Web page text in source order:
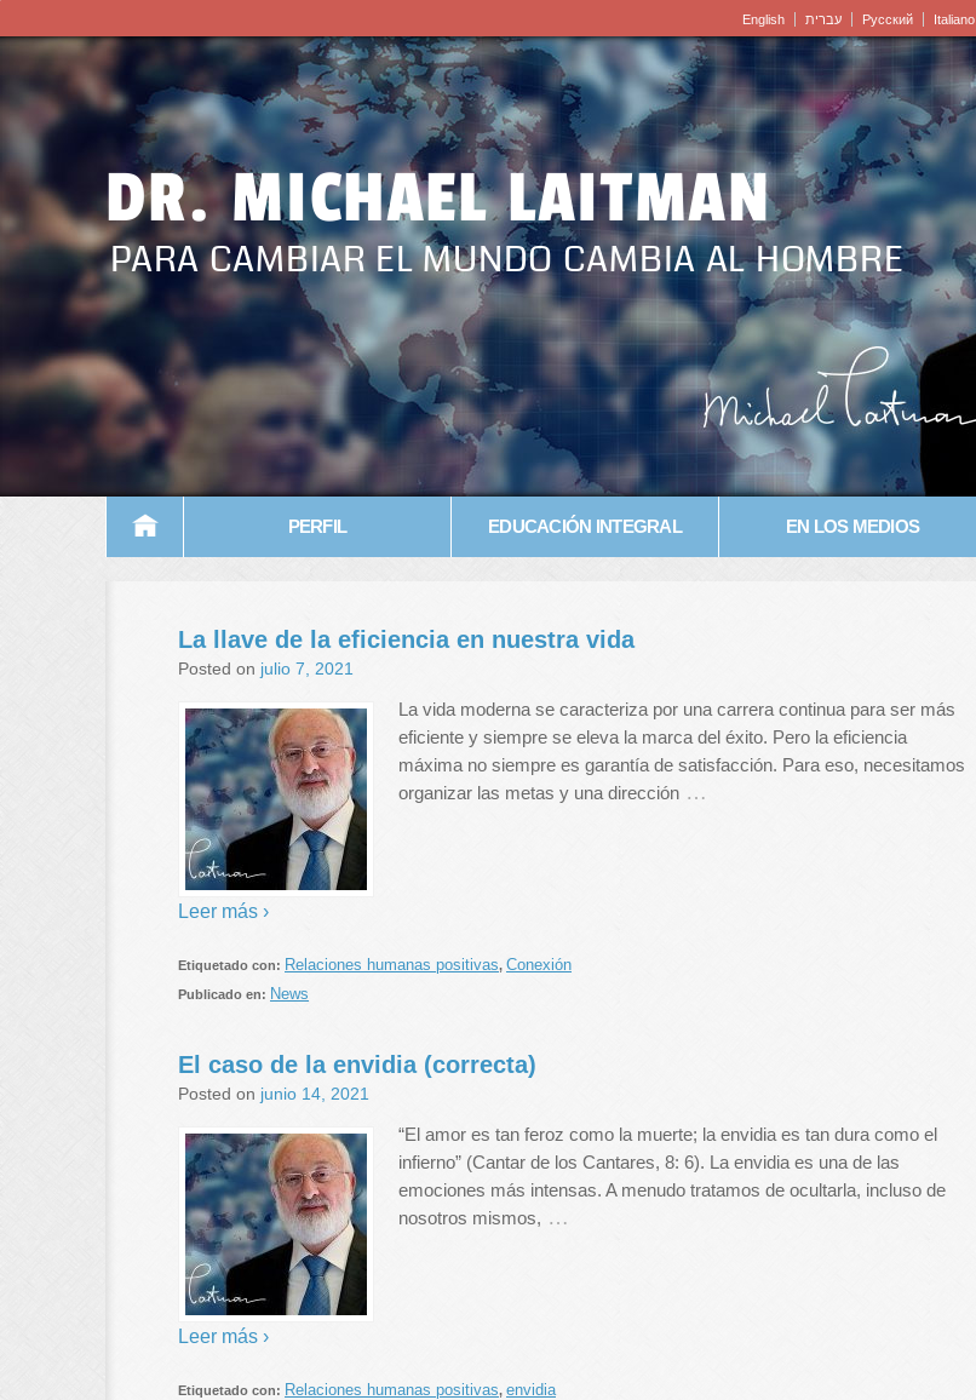
English עברית Pусский Italiano
DR. MICHAEL LAITMAN
PARA CAMBIAR EL MUNDO CAMBIA AL HOMBRE
PERFIL EDUCACIÓN INTEGRAL EN LOS MEDIOS
La llave de la eficiencia en nuestra vida
Posted on julio 7, 2021
La vida moderna se caracteriza por una carrera continua para ser más
eficiente y siempre se eleva la marca del éxito. Pero la eficiencia
máxima no siempre es garantía de satisfacción. Para eso, necesitamos
organizar las metas y una dirección …
Leer más ›
Etiquetado con: Relaciones humanas positivas, Conexión
Publicado en: News
El caso de la envidia (correcta)
Posted on junio 14, 2021
“El amor es tan feroz como la muerte; la envidia es tan dura como el
infierno” (Cantar de los Cantares, 8: 6). La envidia es una de las
emociones más intensas. A menudo tratamos de ocultarla, incluso de
nosotros mismos, …
Leer más ›
Etiquetado con: Relaciones humanas positivas, envidia